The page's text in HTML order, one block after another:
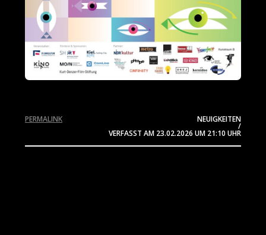
NEUIGKEITEN
/
VERFASST AM 23.02.2026 UM 21:10 UHR
PERMALINK